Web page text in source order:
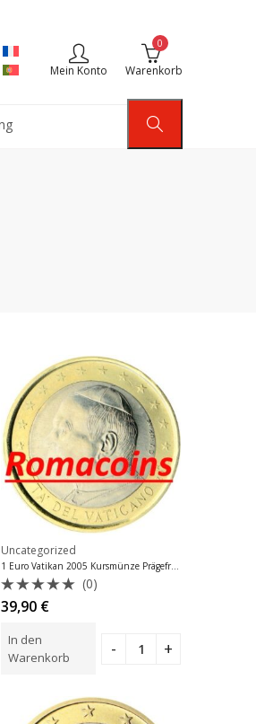
Mein Konto
0
Warenkorb
Uncategorized
1 Euro Vatikan 2005 Kursmünze Prägefrisch
Bewertet
mit
von
5
(0)
39,90 €
In den
Warenkorb